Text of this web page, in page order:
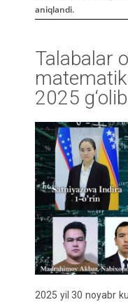
aniqlandi.
Talabalar
2025
2025 yil 30 noyabr